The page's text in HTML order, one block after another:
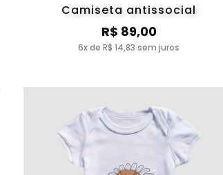
Camiseta antissocial
R$ 89,00
6x de R$ 14,83 sem juros